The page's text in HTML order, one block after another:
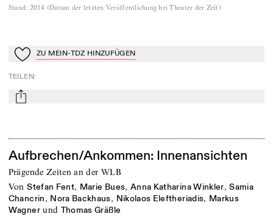
Stand: 2014 (Datum der letzten Veröffentlichung bei Theater der Zeit )
Zu Mein-TdZ hinzufügen
ZU MEIN-TDZ HINZUFÜGEN
TEILEN:
mail
Aufbrechen/Ankommen: Innenansichten
Prägende Zeiten an der WLB
von Stefan Fent, Marie Bues, Anna Katharina Winkler,Samia
Chancrin, Nora Backhaus, Nikolaos Eleftheriadis, Markus
Wagner und Thomas Gräßle